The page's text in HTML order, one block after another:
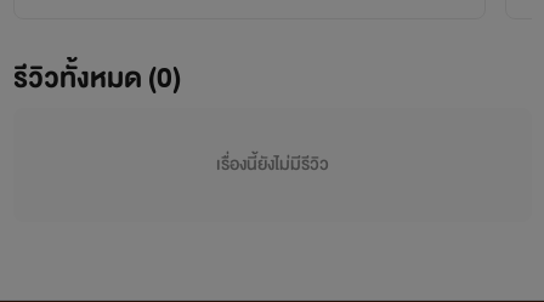
รีวิวทั้งหมด (0)
เรื่องนี้ยังไม่มีรีวิว